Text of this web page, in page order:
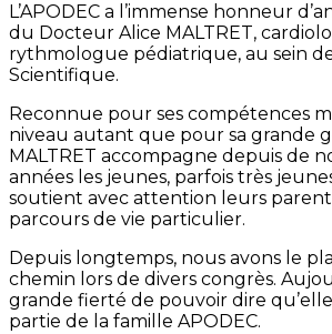
L’APODEC a l’immense honneur
du Docteur Alice MALTRET,
rythmologue pédiatrique, au sein
Scientifique.
Reconnue pour ses compétences
niveau autant que pour sa grande
MALTRET accompagne depuis de
années les jeunes, parfois très
soutient avec attention leurs
parcours de vie particulier.
Depuis longtemps, nous avons le
chemin lors de divers congrès.
grande fierté de pouvoir dire
partie de la famille APODEC.